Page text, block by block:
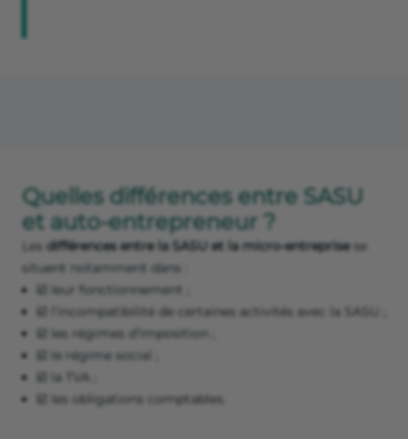
Quelles différences entre SASU
et auto-entrepreneur ?
Les différences entre la SASU et la micro-entreprisese
situent notamment dans :
☑️ leur fonctionnement ;
☑️ l’incompatibilité de certaines activités avec la SASU ;
☑️ les régimes d’imposition ;
☑️ le régime social ;
☑️ la TVA ;
☑️ les obligations comptables.